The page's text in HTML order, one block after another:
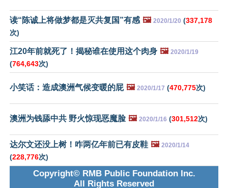
读“陈诚上将做梦都是灭共复国”有感 🖼️ 2020/1/20 (337,178
次)
江20年前就死了！揭秘谁在使用这个肉身 🖼️ 2020/1/19
(764,643次)
小笑话：造成澳洲气候变暖的屁 🖼️ 2020/1/17 (470,775次)
澳洲为钱舔中共 野火惊现恶魔脸 🖼️ 2020/1/16 (301,512次)
达尔文还没上树！咋两亿年前已有皮鞋 🖼️ 2020/1/14
(228,776次)
Copyright© RMB Public Foundation Inc.
All Rights Reserved